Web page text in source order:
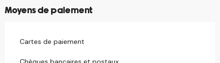
Moyens de paiement
Cartes de paiement